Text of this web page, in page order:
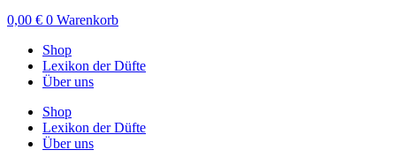
0,00 € 0 Warenkorb
Shop
Lexikon der Düfte
Über uns
Shop
Lexikon der Düfte
Über uns